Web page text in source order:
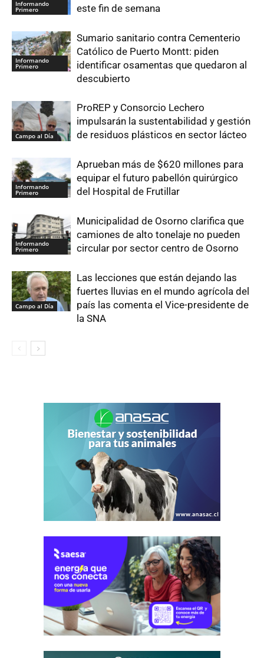
Informando
Primero
este fin de semana
Informando
Primero
Sumario sanitario contra Cementerio
Católico de Puerto Montt: piden
identificar osamentas que quedaron al
descubierto
Campo al Día
ProREP y Consorcio Lechero
impulsarán la sustentabilidad y gestión
de residuos plásticos en sector lácteo
Informando
Primero
Aprueban más de $620 millones para
equipar el futuro pabellón quirúrgico
del Hospital de Frutillar
Informando
Primero
Municipalidad de Osorno clarifica que
camiones de alto tonelaje no pueden
circular por sector centro de Osorno
Campo al Día
Las lecciones que están dejando las
fuertes lluvias en el mundo agrícola del
país las comenta el Vice-presidente de
la SNA